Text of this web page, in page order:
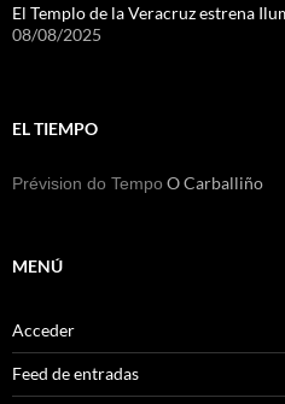
El Templo de la Veracruz estrena
08/08/2025
EL TIEMPO
Prévision do Tempo O Carballiño
MENÚ
Acceder
Feed de entradas